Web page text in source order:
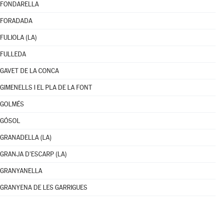
FONDARELLA
FORADADA
FULIOLA (LA)
FULLEDA
GAVET DE LA CONCA
GIMENELLS I EL PLA DE LA FONT
GOLMÉS
GÓSOL
GRANADELLA (LA)
GRANJA D'ESCARP (LA)
GRANYANELLA
GRANYENA DE LES GARRIGUES